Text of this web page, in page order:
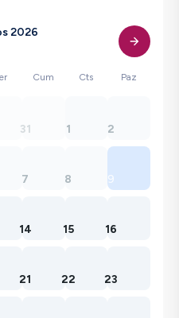
2026
Cum Cts Paz
31 1 2
7 8 9
14 15 16
21 22 23